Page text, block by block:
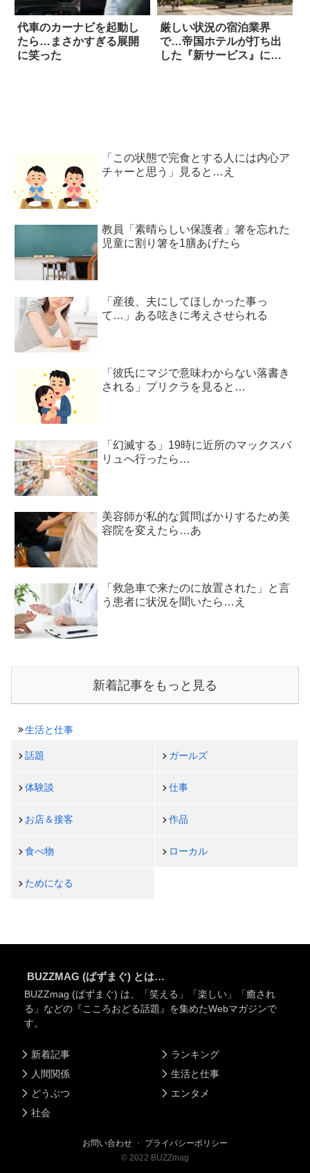
代車のカーナビを起動し
たら…まさかすぎる展開
に笑った
厳しい状況の宿泊業界
で…帝国ホテルが打ち出
した『新サービス』に驚
「この状態で完食とする人には内心ア
チャーと思う」見ると…え
教員「素晴らしい保護者」箸を忘れた
児童に割り箸を1膳あげたら
「産後、夫にしてほしかった事っ
て…」ある呟きに考えさせられる
「彼氏にマジで意味わからない落書き
される」プリクラを見ると…
「幻滅する」19時に近所のマックスバ
リュへ行ったら…
美容師が私的な質問ばかりするため美
容院を変えたら…あ
「救急車で来たのに放置された」と言
う患者に状況を聞いたら…え
新着記事をもっと見る
生活と仕事
話題 ガールズ
体験談 仕事
お店＆接客 作品
食べ物 ローカル
ためになる
BUZZMAG (ばずまぐ) とは…
BUZZmag (ばずまぐ) は、「笑える」「楽しい」「癒され
る」などの『こころおどる話題』を集めたWebマガジンで
す。
新着記事
人間関係
どうぶつ
社会
ランキング
生活と仕事
エンタメ
お問い合わせ ・ プライバシーポリシー
© 2022 BUZZmag